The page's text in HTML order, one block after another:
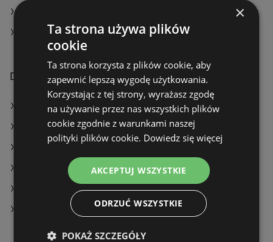
TEDi w Wieruszów
Dodatkowe łącza
Oferty TEDi
Oferty Maxi Zoo
Oferty Pepco
Aktualne gazetki Pepco
Aktualne gazetki Maxi Zoo
Sklepy TEDi w Międzyzdroje
×
Ta strona używa plików
cookie
Ta strona korzysta z plików cookie, aby
zapewnić lepszą wygodę użytkowania.
Korzystając z tej strony, wyrażasz zgodę
na używanie przez nas wszystkich plików
cookie zgodnie z warunkami naszej
polityki plików cookie. Dowiedz się więcej
AKCEPTUJ WSZYSTKIE
ODRZUĆ WSZYSTKIE
POKAŻ SZCZEGÓŁY